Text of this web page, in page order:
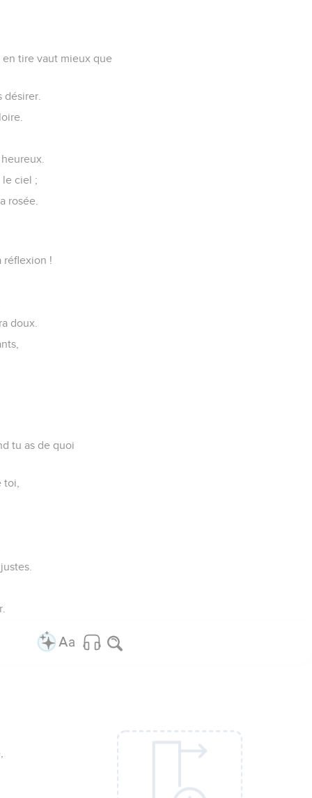
tire vaut mieux que
le ciel ;
rosée.
réflexion !
doux.
tu as de quoi